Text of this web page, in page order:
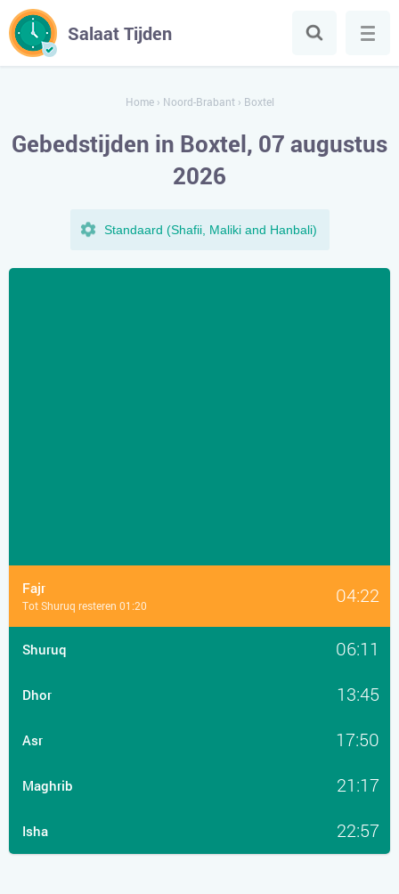
Salaat Tijden
Home› Noord-Brabant› Boxtel
Gebedstijden in Boxtel, 07 augustus
2026
Standaard (Shafii, Maliki and Hanbali)
Fajr 04:22
Tot Shuruq resteren 01:20
Shuruq 06:11
Dhor 13:45
Asr 17:50
Maghrib 21:17
Isha 22:57